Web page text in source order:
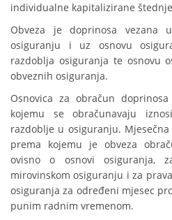
individualne kapitalizirane
Obveza je doprinosa vezana
osiguranju i uz osnovu
razdoblja osiguranja te osnovu
obveznih osiguranja.
Osnovica za obračun
kojemu se obračunavaju
razdoblje u osiguranju.
prema kojemu je obveza
ovisno o osnovi osiguranja,
mirovinskom osiguranju i za
osiguranja za određeni mjesec
punim radnim vremenom.